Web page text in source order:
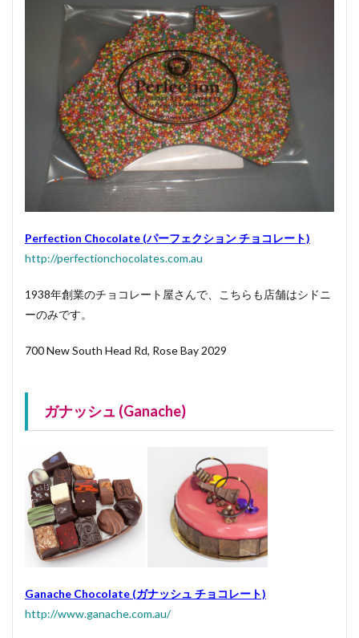
Perfection Chocolate (パーフェクション チョコレート)
http://perfectionchocolates.com.au
1938年創業のチョコレート屋さんで、こちらも店舗はシドニ
ーのみです。
700 New South Head Rd, Rose Bay 2029
ガナッシュ (Ganache)
Ganache Chocolate (ガナッシュ チョコレート)
http://www.ganache.com.au/